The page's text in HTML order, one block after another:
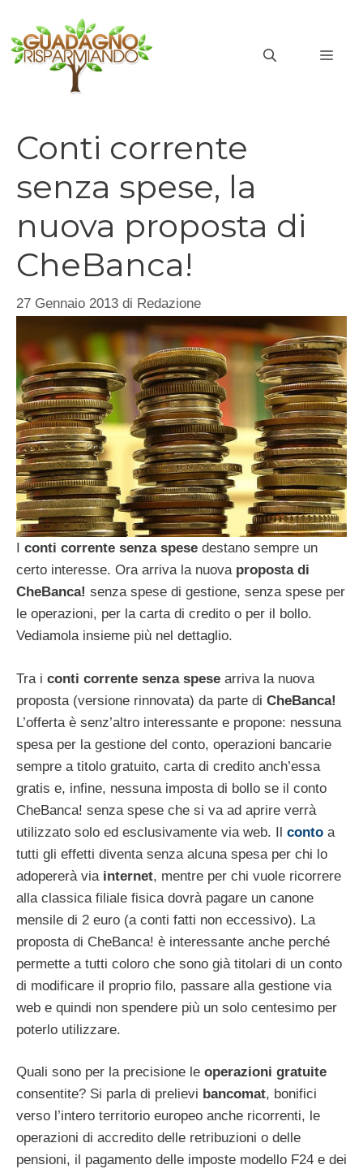
contenuto
Conti corrente
senza spese, la
nuova proposta di
CheBanca!
27 Gennaio 2013 di Redazione
I conti corrente senza spese destano sempre un
certo interesse. Ora arriva la nuova proposta di
CheBanca! senza spese di gestione, senza spese per
le operazioni, per la carta di credito o per il bollo.
Vediamola insieme più nel dettaglio.
Tra i conti corrente senza spese arriva la nuova
proposta (versione rinnovata) da parte di CheBanca!
L’offerta è senz’altro interessante e propone: nessuna
spesa per la gestione del conto, operazioni bancarie
sempre a titolo gratuito, carta di credito anch’essa
gratis e, infine, nessuna imposta di bollo se il conto
CheBanca! senza spese che si va ad aprire verrà
utilizzato solo ed esclusivamente via web. Il conto a
tutti gli effetti diventa senza alcuna spesa per chi lo
adopererà via internet, mentre per chi vuole ricorrere
alla classica filiale fisica dovrà pagare un canone
mensile di 2 euro (a conti fatti non eccessivo). La
proposta di CheBanca! è interessante anche perché
permette a tutti coloro che sono già titolari di un conto
di modificare il proprio filo, passare alla gestione via
web e quindi non spendere più un solo centesimo per
poterlo utilizzare.
Quali sono per la precisione le operazioni gratuite
consentite? Si parla di prelievi bancomat, bonifici
verso l’intero territorio europeo anche ricorrenti, le
operazioni di accredito delle retribuzioni o delle
pensioni, il pagamento delle imposte modello F24 e dei